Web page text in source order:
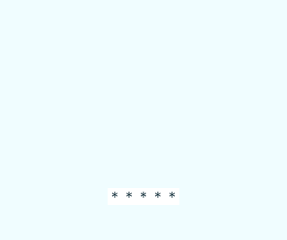
＊＊＊＊＊